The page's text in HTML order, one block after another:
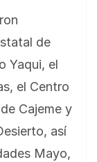
de
Yaqui, el
el Centro
Cajeme y
así
Mayo,